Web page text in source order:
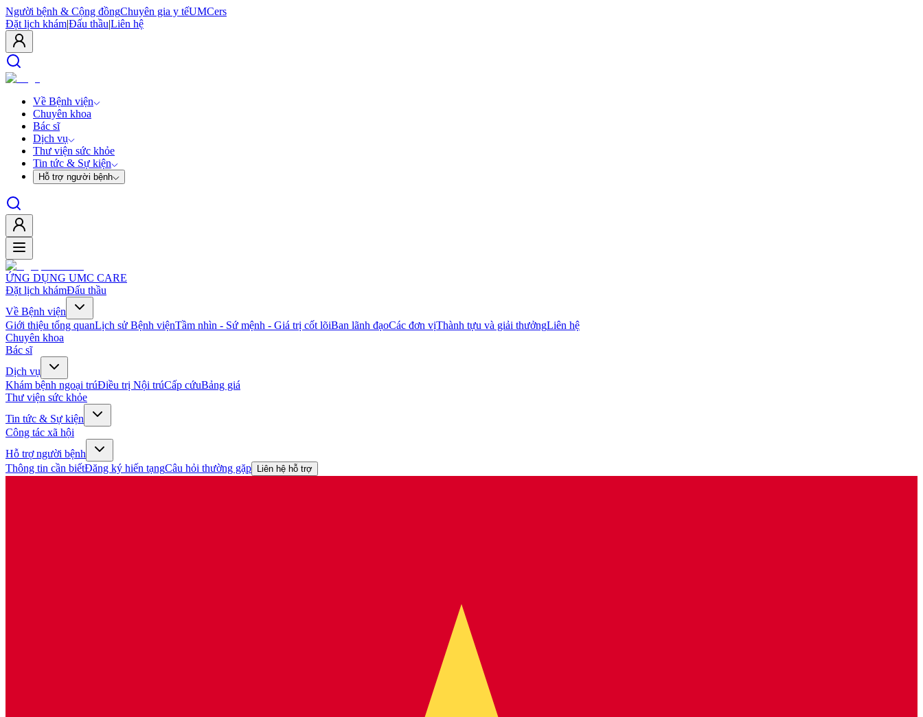
Người bệnh & Cộng đồngChuyên gia y tếUMCers
Đặt lịch khám|Đấu thầu|Liên hệ
Về Bệnh viện
Chuyên khoa
Bác sĩ
Dịch vụ
Thư viện sức khỏe
Tin tức & Sự kiện
Hỗ trợ người bệnh
ỨNG DỤNG UMC CARE
Đặt lịch khámĐấu thầu
Về Bệnh viện
Giới thiệu tổng quanLịch sử Bệnh việnTầm nhìn - Sứ mệnh - Giá trị cốt lõiBan lãnh đạoCác đơn vịThành tựu và giải thưởngLiên hệ
Chuyên khoa
Bác sĩ
Dịch vụ
Khám bệnh ngoại trúĐiều trị Nội trúCấp cứuBảng giá
Thư viện sức khỏe
Tin tức & Sự kiện
Công tác xã hội
Hỗ trợ người bệnh
Thông tin cần biếtĐăng ký hiến tạngCâu hỏi thường gặp Liên hệ hỗ trợ